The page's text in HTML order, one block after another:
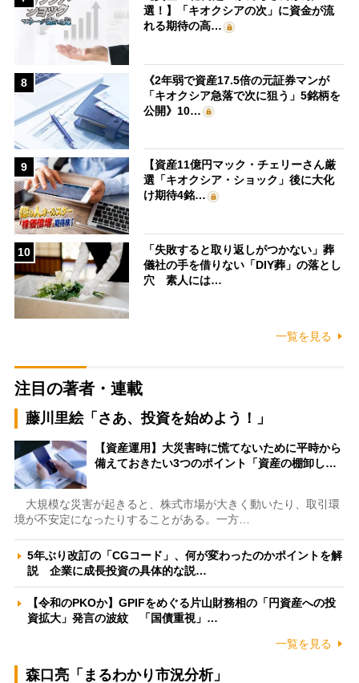
選！】「キオクシアの次」に資金が流
れる期待の高…
8
《2年弱で資産17.5倍の元証券マンが
「キオクシア急落で次に狙う」5銘柄を
公開》10…
9
【資産11億円マック・チェリーさん厳
選「キオクシア・ショック」後に大化
け期待4銘…
10
「失敗すると取り返しがつかない」葬
儀社の手を借りない「DIY葬」の落とし
穴 素人には…
一覧を見る
注目の著者・連載
藤川里絵「さあ、投資を始めよう！」
【資産運用】大災害時に慌てないために平時から
備えておきたい3つのポイント「資産の棚卸し…
大規模な災害が起きると、株式市場が大きく動いたり、取引環
境が不安定になったりすることがある。一方…
5年ぶり改訂の「CGコード」、何が変わったのかポイントを解
説 企業に成長投資の具体的な説…
【令和のPKOか】GPIFをめぐる片山財務相の「円資産への投
資拡大」発言の波紋 「国債重視」…
一覧を見る
森口亮「まるわかり市況分析」